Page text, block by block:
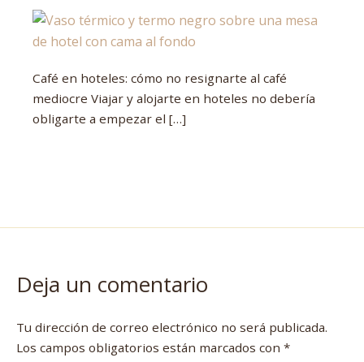
Café en hoteles: cómo no resignarte al café
mediocre Viajar y alojarte en hoteles no debería
obligarte a empezar el […]
Deja un comentario
Tu dirección de correo electrónico no será publicada.
Los campos obligatorios están marcados con *